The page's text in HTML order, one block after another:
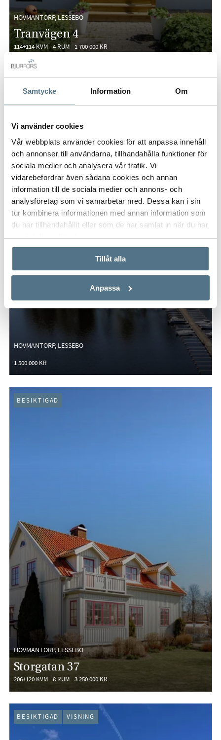
Samtycke Information Om
Vi använder cookies
Vår webbplats använder cookies för att anpassa innehåll
och annonser till användarna, tillhandahålla funktioner för
sociala medier och analysera vår trafik. Vi
vidarebefordrar även sådana cookies och annan
information till de sociala medier och annons- och
analysföretag som vi samarbetar med. Dessa kan i sin
tur kombinera informationen med annan information som
du har tillhandahållit eller som de har samlat in när du har
använt deras tjänster.
Tillåt alla
Anpassa
HOVMANTORP, LESSEBO
Tranvägen 4
114+114 KVM 4 RUM 1 700 000 KR
HOVMANTORP, LESSEBO
1 500 000 KR
HOVMANTORP, LESSEBO
Storgatan 37
206+120 KVM 8 RUM 3 250 000 KR
BESIKTIGAD
BESIKTIGAD VISNING